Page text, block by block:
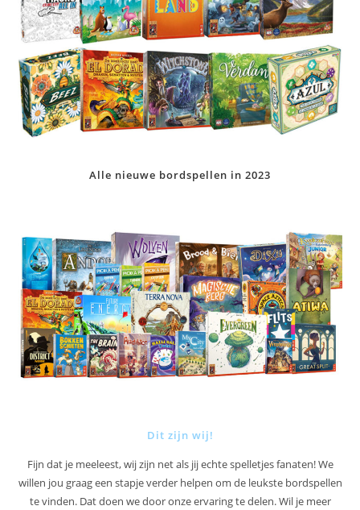
Alle nieuwe bordspellen in 2023
Dit zijn wij!
Fijn dat je meeleest, wij zijn net als jij echte spelletjes fanaten! We
willen jou graag een stapje verder helpen om de leukste bordspellen
te vinden. Dat doen we door onze ervaring te delen. Wil je meer